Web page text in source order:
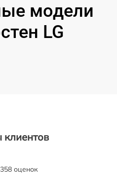
модели
LG
оценок